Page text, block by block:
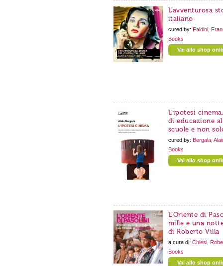
L'avventurosa
italiano
cured by: Faldini,
Books
Vai allo shop
L'ipotesi
di educazione
scuole e non
cured by: Bergala,
Books
Vai allo shop
L'Oriente di
mille e una
di Roberto Villa
a cura di: Chiesi,
Books
Vai allo shop